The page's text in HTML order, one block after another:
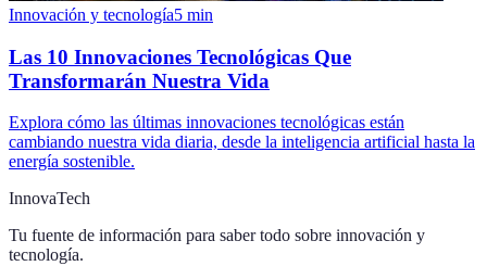
Innovación y tecnología5 min
Las 10 Innovaciones Tecnológicas Que
Transformarán Nuestra Vida
Explora cómo las últimas innovaciones tecnológicas están
cambiando nuestra vida diaria, desde la inteligencia artificial hasta la
energía sostenible.
InnovaTech
Tu fuente de información para saber todo sobre innovación y
tecnología.